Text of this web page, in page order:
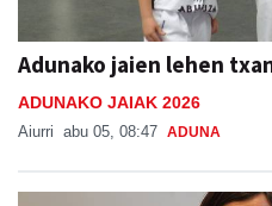
Adunako jaien lehen
ADUNAKO JAIAK 2026
Aiurri abu 05, 08:47 ADUNA